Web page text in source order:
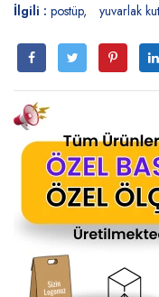
İlgili : postüp yuvarlak